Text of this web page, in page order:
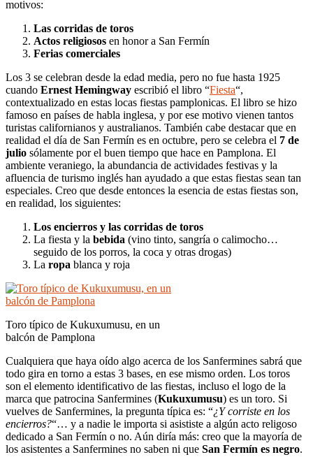
motivos:
Las corridas de toros
Actos religiosos en honor a San Fermín
Ferias comerciales
Los 3 se celebran desde la edad media, pero no fue hasta 1925
cuando Ernest Hemingway escribió el libro “Fiesta“,
contextualizado en estas locas fiestas pamplonicas. El libro se hizo
famoso en países de habla inglesa, y por ese motivo vienen tantos
turistas californianos y australianos. También cabe destacar que en
realidad el día de San Fermín es en octubre, pero se celebra el 7 de
julio sólamente por el buen tiempo que hace en Pamplona. El
ambiente veraniego, la abundancia de actividades festivas y la
afluencia de turismo inglés han ayudado a que estas fiestas sean tan
especiales. Creo que desde entonces la esencia de estas fiestas son,
en realidad, los siguientes:
Los encierros y las corridas de toros
La fiesta y la bebida (vino tinto, sangría o calimocho…
seguido de los porros, la coca y otras drogas)
La ropa blanca y roja
Toro típico de Kukuxumusu, en un
balcón de Pamplona
Cualquiera que haya oído algo acerca de los Sanfermines sabrá que
todo gira en torno a estas 3 bases, en ese mismo orden. Los toros
son el elemento identificativo de las fiestas, incluso el logo de la
marca que patrocina Sanfermines (Kukuxumusu) es un toro. Si
vuelves de Sanfermines, la pregunta típica es: “¿Y corriste en los
encierros?“… y a nadie le importa si asististe a algún acto religoso
dedicado a San Fermín o no. Aún diría más: creo que la mayoría de
los asistentes a Sanfermines no saben ni que San Fermín es negro.